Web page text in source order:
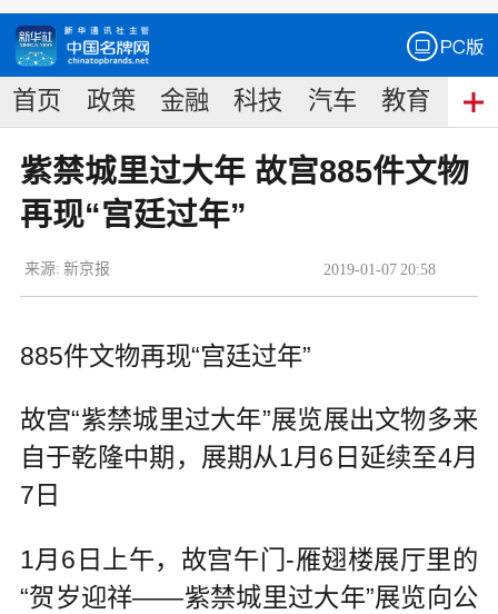
首页 政策 金融 科技 汽车 教育 食
紫禁城里过大年 故宫885件文物
再现“宫廷过年”
2019-01-07 20:58
来源: 新京报
885件文物再现“宫廷过年”
故宫“紫禁城里过大年”展览展出文物多来
自于乾隆中期，展期从1月6日延续至4月
7日
1月6日上午，故宫午门-雁翅楼展厅里的
“贺岁迎祥——紫禁城里过大年”展览向公